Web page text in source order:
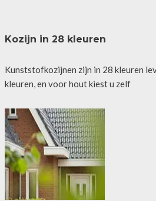
Kozijn in 28 kleuren
Kunststofkozijnen zijn in 28 kleuren
kleuren, en voor hout kiest u zelf